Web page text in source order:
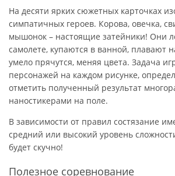
На десяти ярких сюжетных карточках
симпатичных героев. Корова, овечка,
мышонок – настоящие затейники! Они
самолете, купаются в ванной, плавают
умело прячутся, меняя цвета. Задача
персонажей на каждом рисунке,
отметить полученный результат
наностикерами на поле.
В зависимости от правил состязание
средний или высокий уровень
будет скучно!
Полезное соревнование